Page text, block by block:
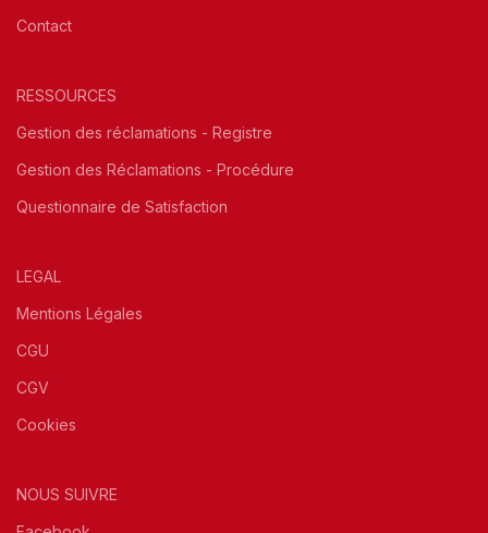
Contact
RESSOURCES
Gestion des réclamations - Registre
Gestion des Réclamations - Procédure
Questionnaire de Satisfaction
LEGAL
Mentions Légales
CGU
CGV
Cookies
NOUS SUIVRE